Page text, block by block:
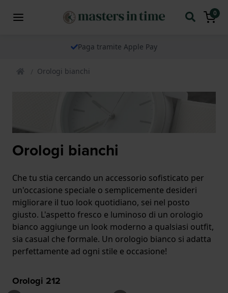
0
Paga tramite Apple Pay
Orologi bianchi
Orologi bianchi
Che tu stia cercando un accessorio sofisticato per
un'occasione speciale o semplicemente desideri
migliorare il tuo look quotidiano, sei nel posto
giusto. L'aspetto fresco e luminoso di un orologio
bianco aggiunge un look moderno a qualsiasi outfit,
sia casual che formale. Un orologio bianco si adatta
perfettamente ad ogni stile e occasione!
Orologi 212